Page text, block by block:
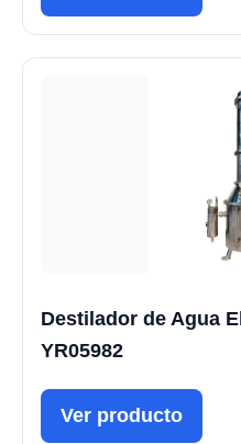
Destilador de Agua
YR05982
Ver producto